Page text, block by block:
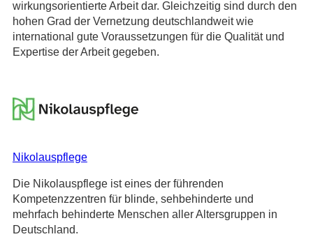
wirkungsorientierte Arbeit dar. Gleichzeitig sind durch den
hohen Grad der Vernetzung deutschlandweit wie
international gute Voraussetzungen für die Qualität und
Expertise der Arbeit gegeben.
Nikolauspflege
Die Nikolauspflege ist eines der führenden
Kompetenzzentren für blinde, sehbehinderte und
mehrfach behinderte Menschen aller Altersgruppen in
Deutschland.